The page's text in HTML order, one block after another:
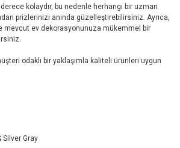
kolaydır, bu nedenle herhangi bir uzman
prizlerinizi anında güzelleştirebilirsiniz. Ayrıca,
mevcut ev dekorasyonunuza mükemmel bir
odaklı bir yaklaşımla kaliteli ürünleri uygun
Silver Gray